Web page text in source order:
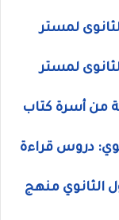
لمستر
لمستر
من أسرة كتاب
دروس قراءة
الثانوي منهج